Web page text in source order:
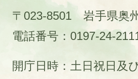
〒023-8501 岩手県奥
電話番号：0197-24-
開庁日時：土日祝日及